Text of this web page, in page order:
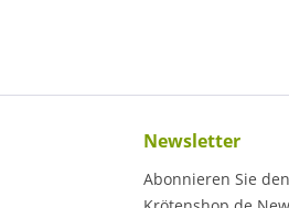
Newsletter
Abonnieren Sie